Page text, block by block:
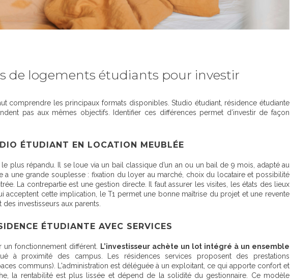
de logements étudiants pour investir
comprendre les principaux formats disponibles. Studio étudiant, résidence étudiante
pas aux mêmes objectifs. Identifier ces différences permet d’investir de façon
ÉTUDIANT EN LOCATION MEUBLÉE
le plus répandu . Il se loue via un bail classique d’un an ou un bail de 9 mois, adapté au
a une grande souplesse : fixation du loyer au marché, choix du locataire et possibilité
La contrepartie est une gestion directe. Il faut assurer les visites, les états des lieux
acceptent cette implication, le T1 permet une bonne maîtrise du projet et une revente
investisseurs aux parents.
ÉTUDIANTE AVEC SERVICES
un fonctionnement différent.
L’investisseur achète un lot intégré à un ensemble
à proximité des campus. Les résidences services proposent des prestations
communs). L'administration est déléguée à un exploitant, ce qui apporte confort et
la rentabilité est plus lissée et dépend de la solidité du gestionnaire. Ce modèle